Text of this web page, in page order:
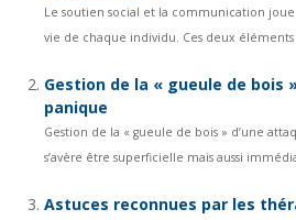
Le soutien social et la communication
vie de chaque individu. Ces deux éléments
Gestion de la « gueule de bois
panique
Gestion de la « gueule de bois » d’une
s’avère être superficielle mais aussi
Astuces reconnues par les